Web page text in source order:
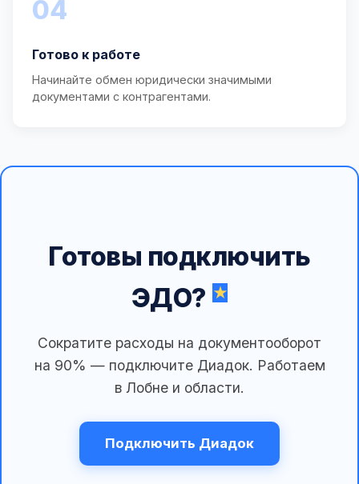
04
Готово к работе
Начинайте обмен юридически значимыми
документами с контрагентами.
Готовы подключить
ЭДО?
Сократите расходы на документооборот
на 90% — подключите Диадок. Работаем
в Лобне и области.
Подключить Диадок